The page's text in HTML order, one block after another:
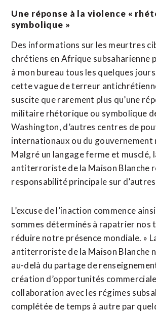
Une réponse à la violence «
symbolique »
Des informations sur les meurtres
chrétiens en Afrique subsaharienne
à mon bureau tous les quelques
cette vague de terreur
suscite que rarement plus qu’une
militaire rhétorique ou symbolique
Washington, d’autres centres de
internationaux ou du gouvernement
Malgré un langage ferme et musclé,
antiterroriste de la Maison Blanche
responsabilité principale sur
L’excuse de l’inaction commence
sommes déterminés à rapatrier nos
réduire notre présence mondiale. »
antiterroriste de la Maison Blanche
au-delà du partage de
création d’opportunités
collaboration avec les régimes
complétée de temps à autre par